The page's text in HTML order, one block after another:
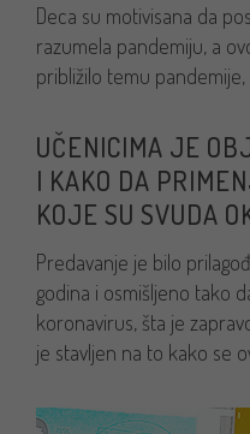
Deca su motivisana da
razumela pandemiju, a
približilo temu
UČENICIMA JE
I KAKO DA
KOJE SU SVUDA
Predavanje je bilo
godina i osmišljeno tako
koronavirus, šta je
je stavljen na to kako se